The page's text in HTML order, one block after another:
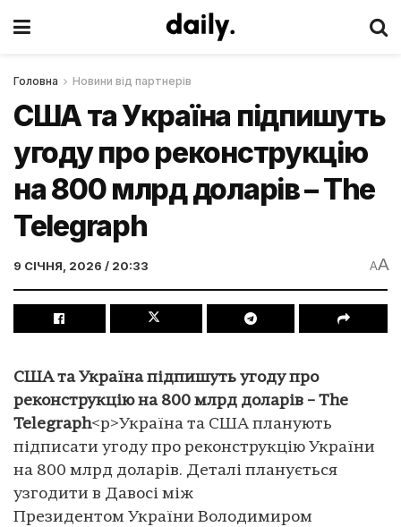
Головна Новини від партнерів
США та Україна підпишуть
угоду про реконструкцію
на 800 млрд доларів – The
Telegraph
9 СІЧНЯ, 2026 / 20:33 AA
США та Україна підпишуть угоду про
реконструкцію на 800 млрд доларів – The
Telegraph<p>Україна та США планують
підписати угоду про реконструкцію України
на 800 млрд доларів. Деталі планується
узгодити в Давосі між
Президентом України Володимиром